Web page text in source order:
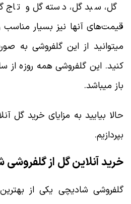
گل، سبد گل، دسته گل و تاج
قیمت‌های آنها نیز بسیار
میتوانید از این گلفروشی به
باز میباشد.
حالا بیایید به مزایای خرید گل
بپردازیم.
خرید آنلاین گل از
گلفروشی شادیچی یکی از